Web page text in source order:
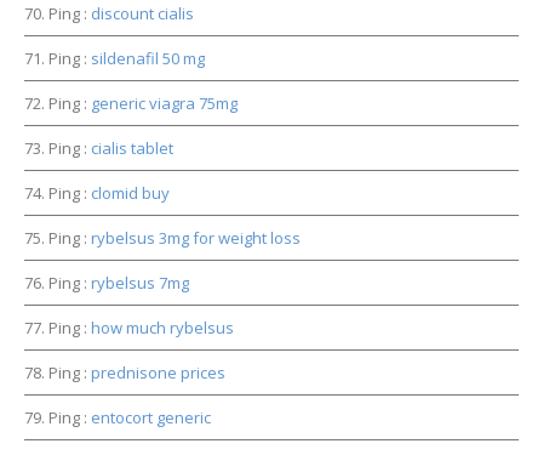
Ping : discount cialis
Ping : sildenafil 50 mg
Ping : generic viagra 75mg
Ping : cialis tablet
Ping : clomid buy
Ping : rybelsus 3mg for weight loss
Ping : rybelsus 7mg
Ping : how much rybelsus
Ping : prednisone prices
Ping : entocort generic